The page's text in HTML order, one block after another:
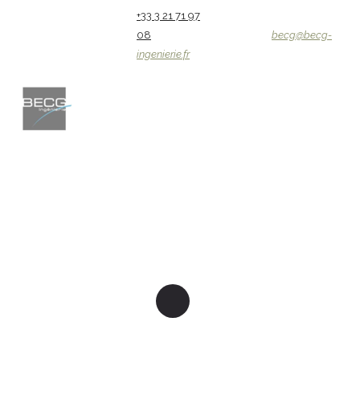
+33 3 21 71 97
08
becg@becg-
ingenierie.fr